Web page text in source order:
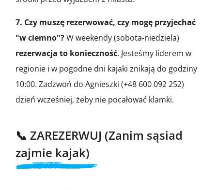
7. Czy muszę rezerwować, czy mogę przyjechać
"w ciemno"?W weekendy (sobota-niedziela)
rezerwacja to konieczność. Jesteśmy liderem w
regionie i w pogodne dni kajaki znikają do godziny
10:00. Zadzwoń do Agnieszki (+48 600 092 252)
dzień wcześniej, żeby nie pocałować klamki.
📞 ZAREZERWUJ (Zanim sąsiad
zajmie kajak)